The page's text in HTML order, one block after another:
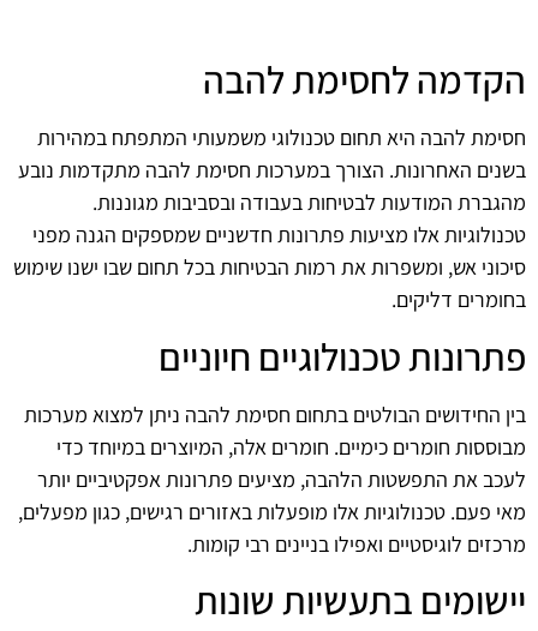
הקדמה לחסימת להבה
חסימת להבה היא תחום טכנולוגי משמעותי המתפתח במהירות
בשנים האחרונות. הצורך במערכות חסימת להבה מתקדמות נובע
מהגברת המודעות לבטיחות בעבודה ובסביבות מגוננות.
טכנולוגיות אלו מציעות פתרונות חדשניים שמספקים הגנה מפני
סיכוני אש, ומשפרות את רמות הבטיחות בכל תחום שבו ישנו שימוש
בחומרים דליקים.
פתרונות טכנולוגיים חיוניים
בין החידושים הבולטים בתחום חסימת להבה ניתן למצוא מערכות
מבוססות חומרים כימיים. חומרים אלה, המיוצרים במיוחד כדי
לעכב את התפשטות הלהבה, מציעים פתרונות אפקטיביים יותר
מאי פעם. טכנולוגיות אלו מופעלות באזורים רגישים, כגון מפעלים,
מרכזים לוגיסטיים ואפילו בניינים רבי קומות.
יישומים בתעשיות שונות